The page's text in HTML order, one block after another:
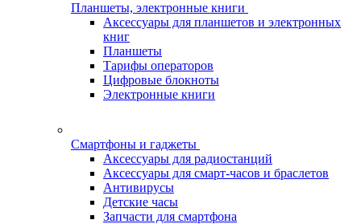
Планшеты, электронные книги
Аксессуары для планшетов и электронных
книг
Планшеты
Тарифы операторов
Цифровые блокноты
Электронные книги
Смартфоны и гаджеты
Аксессуары для радиостанций
Аксессуары для смарт-часов и браслетов
Антивирусы
Детские часы
Запчасти для смартфона